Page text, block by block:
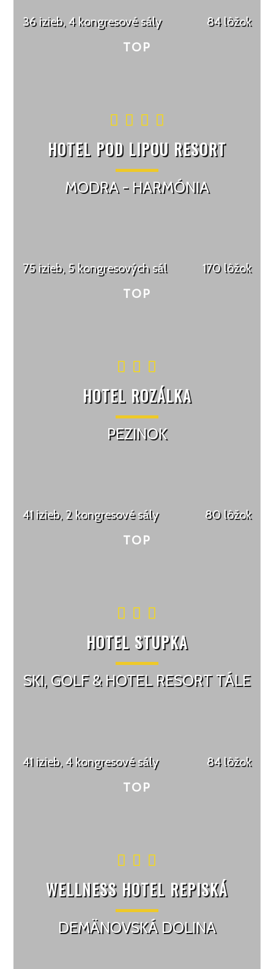
36 izieb, 4 kongresové sály 84 lôžok
HOTEL POD LIPOU RESORT
MODRA - HARMÓNIA
75 izieb, 5 kongresových sál 170 lôžok
HOTEL ROZÁLKA
PEZINOK
41 izieb, 2 kongresové sály 80 lôžok
HOTEL STUPKA
SKI, GOLF & HOTEL RESORT TÁLE
41 izieb, 4 kongresové sály 84 lôžok
WELLNESS HOTEL REPISKÁ
DEMÄNOVSKÁ DOLINA